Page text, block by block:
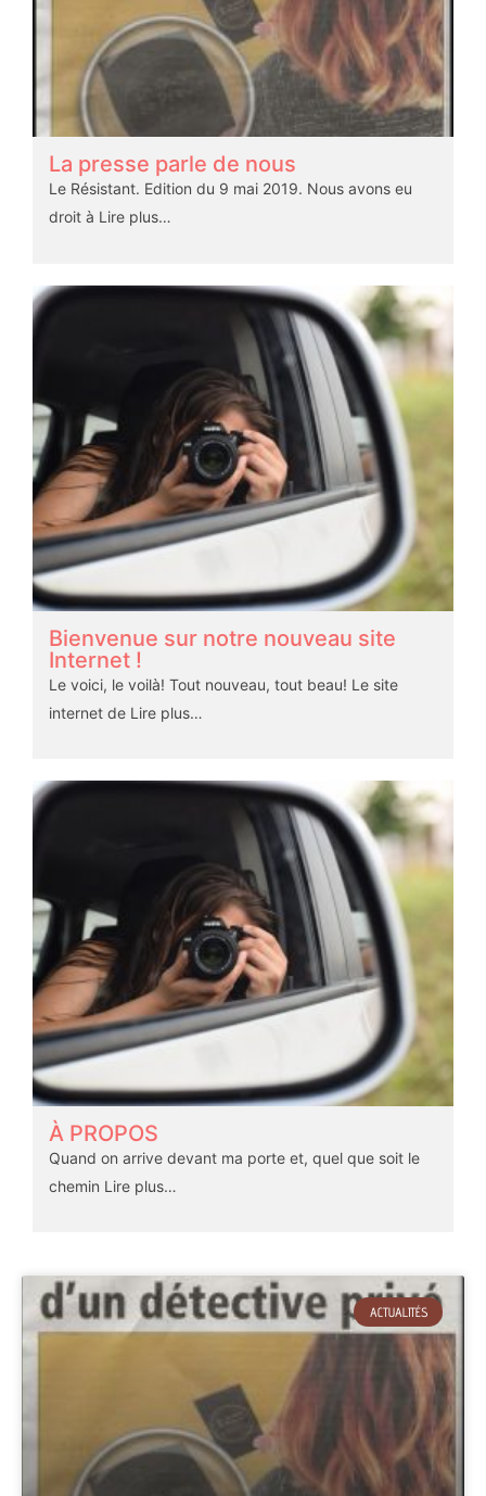
La presse parle de nous
Le Résistant. Edition du 9 mai 2019. Nous avons eu
droit à Lire plus…
Bienvenue sur notre nouveau site
Internet !
Le voici, le voilà! Tout nouveau, tout beau! Le site
internet de Lire plus…
À PROPOS
Quand on arrive devant ma porte et, quel que soit le
chemin Lire plus…
ACTUALITÉS